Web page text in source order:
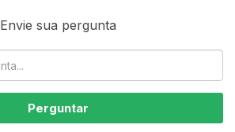
Envie sua pergunta
Perguntar